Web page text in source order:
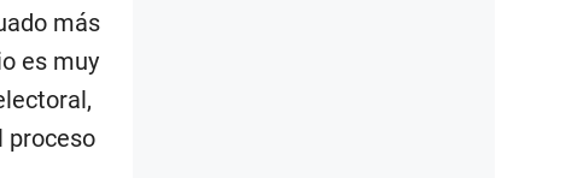
más
es muy
proceso